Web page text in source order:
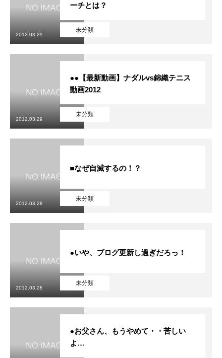
未分類
ーチとは？
2012.03.29
未分類
●●【最新動画】ナダルvs錦織テニス
動画2012
2012.03.29
未分類
■なぜ自滅するの！？
2012.03.28
未分類
●いや、ブログ更新し過ぎだろっ！
2012.03.28
●お父さん、もうやめて・・苦しい
よ…